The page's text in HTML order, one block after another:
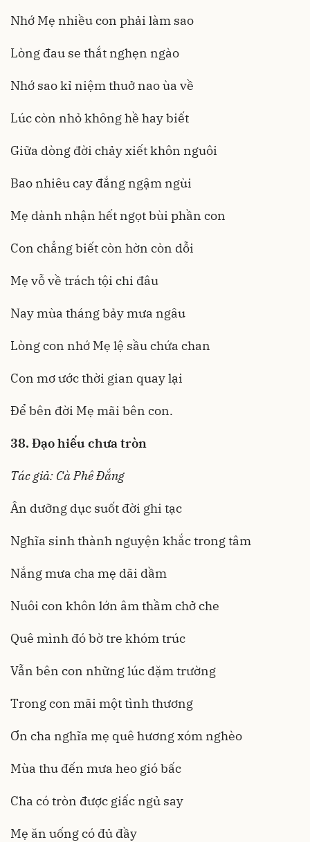
Nhớ Mẹ nhiều con phải làm sao
Lòng đau se thắt nghẹn ngào
Nhớ sao kỉ niệm thuở nao ùa về
Lúc còn nhỏ không hề hay biết
Giữa dòng đời chảy xiết khôn nguôi
Bao nhiêu cay đắng ngậm ngùi
Mẹ dành nhận hết ngọt bùi phần con
Con chẳng biết còn hờn còn dỗi
Mẹ vỗ về trách tội chi đâu
Nay mùa tháng bảy mưa ngâu
Lòng con nhớ Mẹ lệ sầu chứa chan
Con mơ ước thời gian quay lại
Để bên đời Mẹ mãi bên con.
38. Đạo hiếu chưa tròn
Tác giả: Cà Phê Đắng
Ân dưỡng dục suốt đời ghi tạc
Nghĩa sinh thành nguyện khắc trong tâm
Nắng mưa cha mẹ dãi dầm
Nuôi con khôn lớn âm thầm chở che
Quê mình đó bờ tre khóm trúc
Vẫn bên con những lúc dặm trường
Trong con mãi một tình thương
Ơn cha nghĩa mẹ quê hương xóm nghèo
Mùa thu đến mưa heo gió bấc
Cha có tròn được giấc ngủ say
Mẹ ăn uống có đủ đầy